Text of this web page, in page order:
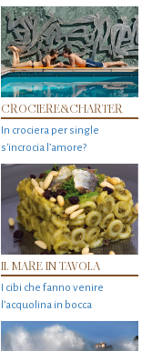
CROCIERE&CHARTER
In crociera per single
s'incrocia l’amore?
IL MARE IN TAVOLA
I cibi che fanno venire
l’acquolina in bocca